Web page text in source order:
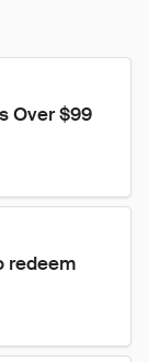
Over $99
redeem